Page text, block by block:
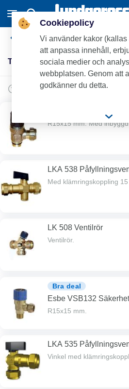
Tappvattenarmatur
Tappvattenarmatur (41)
R15x15 mm. Med
LKA 538
Med klämringskoppling 15
LK 508 Ventilrör
Ventilrör.
Bra deal
Esbe VSB132
R15x15 mm.
LKA 535
Vinkel med
Cookiepolicy
Vi använder kakor
att anpassa innehåll,
sociala medier och
webbplatsen. Genom att
godkänner du detta.